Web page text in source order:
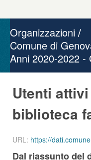
Gruppi
Informazioni
Organizzazioni
Comune di
Anni 2020-2022 -
Utenti
biblioteca
URL: https://dati.comune.genova.it/dataset/6132a8cd-7549-4c9d-
Dal riassunto del